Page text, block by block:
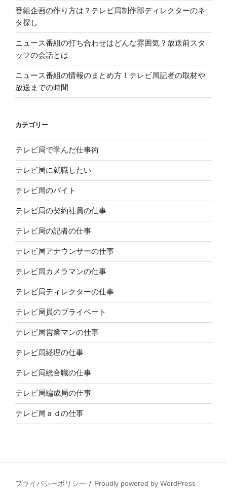
新
人
の
仕
事
を
紹
介”
番組企画の作り方は？テレビ局制作部ディレクターのネ
タ探し
ニュース番組の打ち合わせはどんな雰囲気？放送前スタ
ッフの会話とは
ニュース番組の情報のまとめ方！テレビ局記者の取材や
放送までの時間
カテゴリー
テレビ局で学んだ仕事術
テレビ局に就職したい
テレビ局のバイト
テレビ局の契約社員の仕事
テレビ局の記者の仕事
テレビ局アナウンサーの仕事
テレビ局カメラマンの仕事
テレビ局ディレクターの仕事
テレビ局員のプライベート
テレビ局営業マンの仕事
テレビ局経理の仕事
テレビ局総合職の仕事
テレビ局編成局の仕事
テレビ局ａｄの仕事
プライバシーポリシー Proudly powered by WordPress